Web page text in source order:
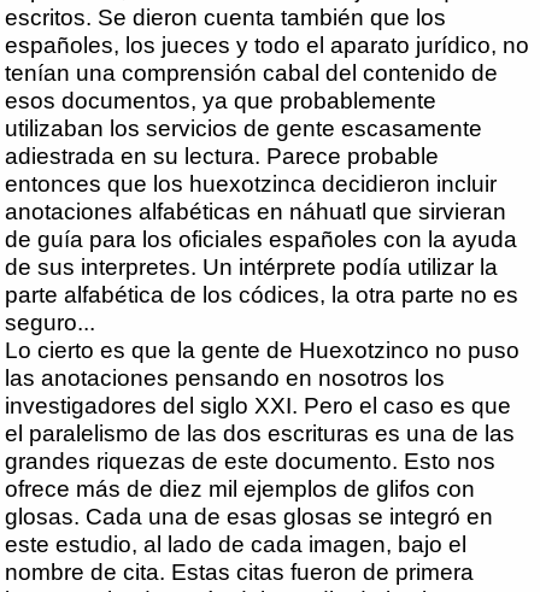
escritos. Se dieron cuenta también que los
españoles, los jueces y todo el aparato jurídico, no
tenían una comprensión cabal del contenido de
esos documentos, ya que probablemente
utilizaban los servicios de gente escasamente
adiestrada en su lectura. Parece probable
entonces que los huexotzinca decidieron incluir
anotaciones alfabéticas en náhuatl que sirvieran
de guía para los oficiales españoles con la ayuda
de sus interpretes. Un intérprete podía utilizar la
parte alfabética de los códices, la otra parte no es
seguro...
Lo cierto es que la gente de Huexotzinco no puso
las anotaciones pensando en nosotros los
investigadores del siglo XXI. Pero el caso es que
el paralelismo de las dos escrituras es una de las
grandes riquezas de este documento. Esto nos
ofrece más de diez mil ejemplos de glifos con
glosas. Cada una de esas glosas se integró en
este estudio, al lado de cada imagen, bajo el
nombre de cita. Estas citas fueron de primera